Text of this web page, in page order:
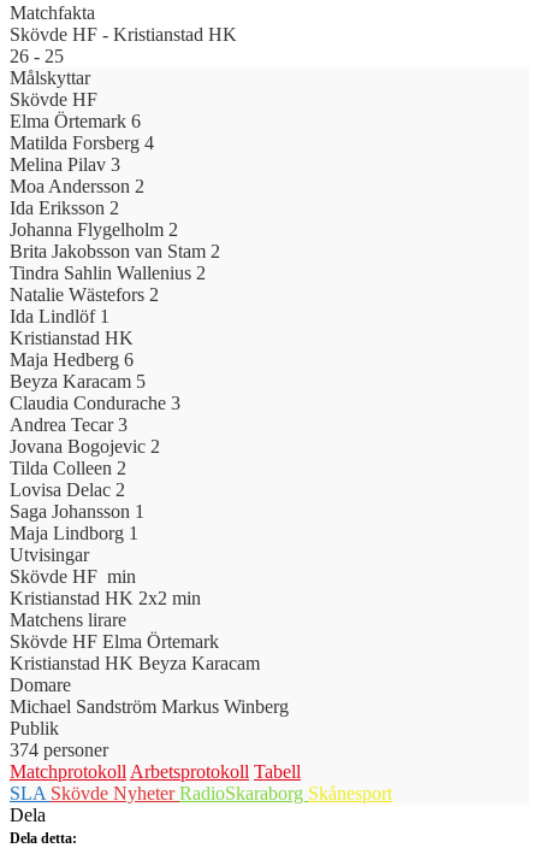
Matchfakta
Skövde HF - Kristianstad HK
26 - 25
Målskyttar
Skövde HF
Elma Örtemark 6
Matilda Forsberg 4
Melina Pilav 3
Moa Andersson 2
Ida Eriksson 2
Johanna Flygelholm 2
Brita Jakobsson van Stam 2
Tindra Sahlin Wallenius 2
Natalie Wästefors 2
Ida Lindlöf 1
Kristianstad HK
Maja Hedberg 6
Beyza Karacam 5
Claudia Condurache 3
Andrea Tecar 3
Jovana Bogojevic 2
Tilda Colleen 2
Lovisa Delac 2
Saga Johansson 1
Maja Lindborg 1
Utvisingar
Skövde HF min
Kristianstad HK 2x2 min
Matchens lirare
Skövde HF Elma Örtemark
Kristianstad HK Beyza Karacam
Domare
Michael Sandström Markus Winberg
Publik
374 personer
Matchprotokoll Arbetsprotokoll Tabell
SLA Skövde NyheterRadioSkaraborg Skånesport
Dela
Dela detta: